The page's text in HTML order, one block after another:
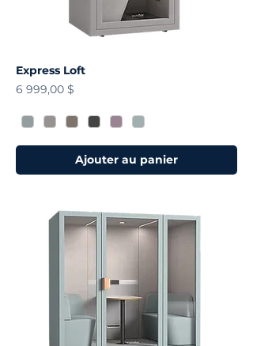
Express Loft
Prix
6 999,00 $
Ajouter au panier